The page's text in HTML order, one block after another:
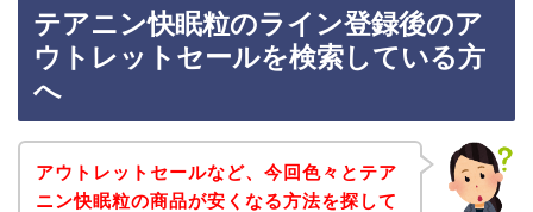
テアニン快眠粒のライン登録後のア
ウトレットセールを検索している方
へ
アウトレットセールなど、今回色々とテア
ニン快眠粒の商品が安くなる方法を探して